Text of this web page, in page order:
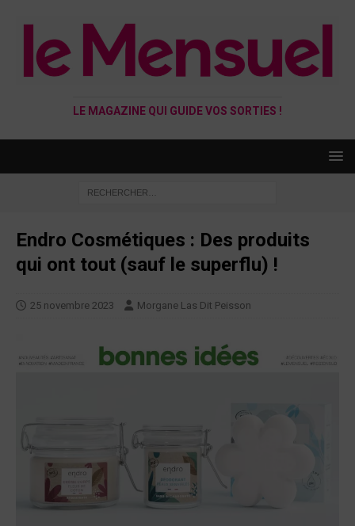
LE MAGAZINE QUI GUIDE VOS SORTIES !
Endro Cosmétiques : Des produits
qui ont tout (sauf le superflu) !
25 novembre 2023 Morgane Las Dit Peisson